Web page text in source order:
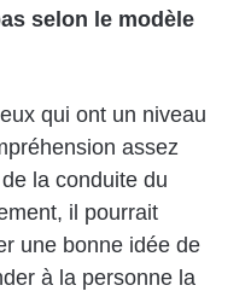
selon le modèle
qui ont un niveau
assez
la conduite du
il pourrait
une bonne idée de
à la personne la